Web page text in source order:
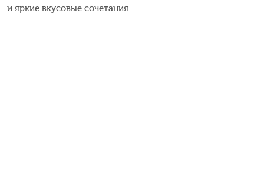
и яркие вкусовые сочетания.